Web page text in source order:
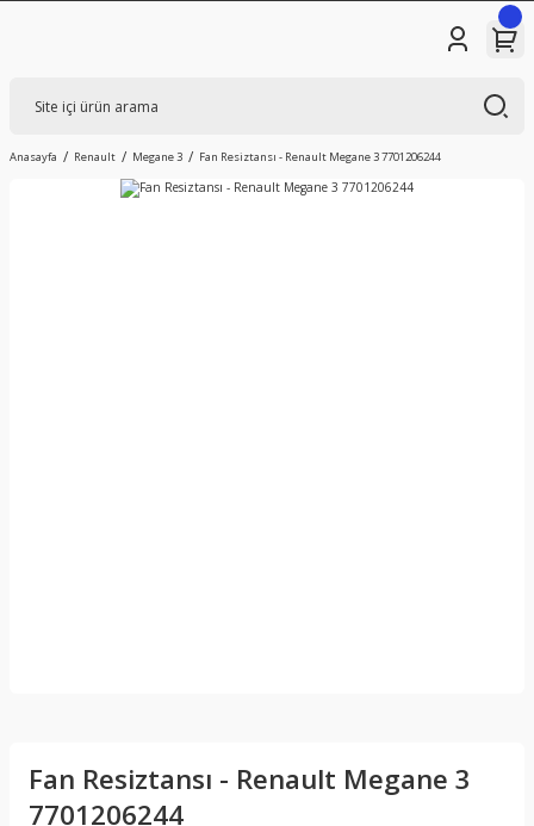
Anasayfa Renault Megane 3 Fan Resiztansı - Renault Megane 3 7701206244
Fan Resiztansı - Renault Megane 3
7701206244